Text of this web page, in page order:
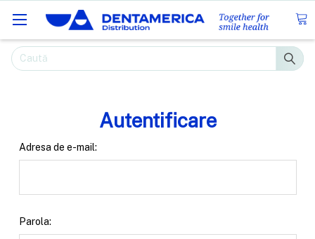
Caută
Autentificare
Adresa de e-mail:
Parola: